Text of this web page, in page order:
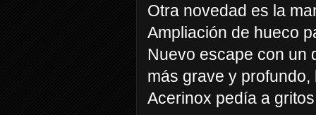
Otra novedad es la
Ampliación de hueco
Nuevo escape con un
más grave y
Acerinox pedía a